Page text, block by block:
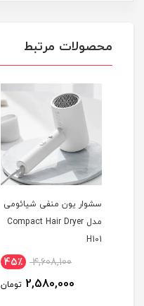
محصولات مرتبط
سشوار یون منفی شیائومی
مدل Compact Hair Dryer
H101
4,608,100 45٪
2,580,000 تومان